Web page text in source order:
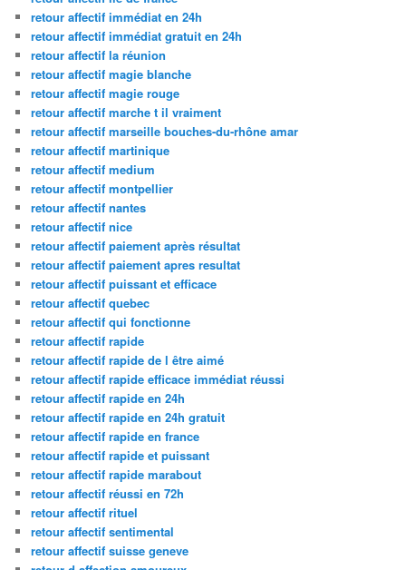
retour affectif immédiat en 24h
retour affectif immédiat gratuit en 24h
retour affectif la réunion
retour affectif magie blanche
retour affectif magie rouge
retour affectif marche t il vraiment
retour affectif marseille bouches-du-rhône amar
retour affectif martinique
retour affectif medium
retour affectif montpellier
retour affectif nantes
retour affectif nice
retour affectif paiement après résultat
retour affectif paiement apres resultat
retour affectif puissant et efficace
retour affectif quebec
retour affectif qui fonctionne
retour affectif rapide
retour affectif rapide de l être aimé
retour affectif rapide efficace immédiat réussi
retour affectif rapide en 24h
retour affectif rapide en 24h gratuit
retour affectif rapide en france
retour affectif rapide et puissant
retour affectif rapide marabout
retour affectif réussi en 72h
retour affectif rituel
retour affectif sentimental
retour affectif suisse geneve